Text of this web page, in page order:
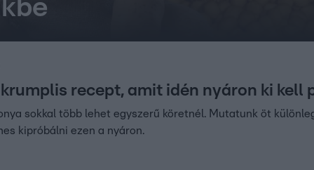
recept, amit idén nyáron ki kell
sokkal több lehet egyszerű köretnél. Mutatunk öt
kipróbálni ezen a nyáron.